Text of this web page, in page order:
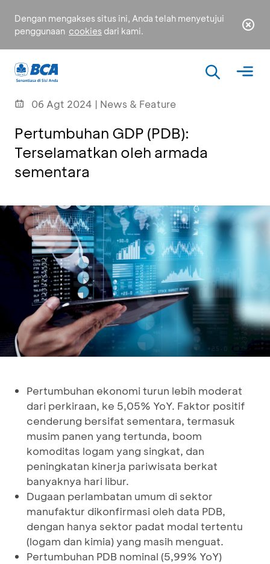
Dengan mengakses situs ini, Anda telah menyetujui
penggunaan cookies dari kami.
06 Agt 2024 | News & Feature
Pertumbuhan GDP (PDB):
Terselamatkan oleh armada
sementara
Pertumbuhan ekonomi turun lebih moderat
dari perkiraan, ke 5,05% YoY. Faktor positif
cenderung bersifat sementara, termasuk
musim panen yang tertunda, boom
komoditas logam yang singkat, dan
peningkatan kinerja pariwisata berkat
banyaknya hari libur.
Dugaan perlambatan umum di sektor
manufaktur dikonfirmasi oleh data PDB,
dengan hanya sektor padat modal tertentu
(logam dan kimia) yang masih menguat.
Pertumbuhan PDB nominal (5,99% YoY)